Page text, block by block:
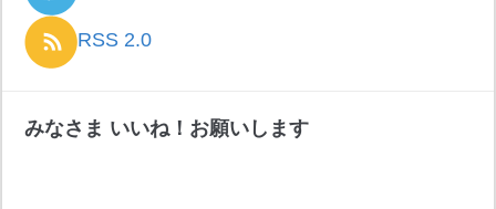
RSS 2.0
みなさま いいね！お願いします